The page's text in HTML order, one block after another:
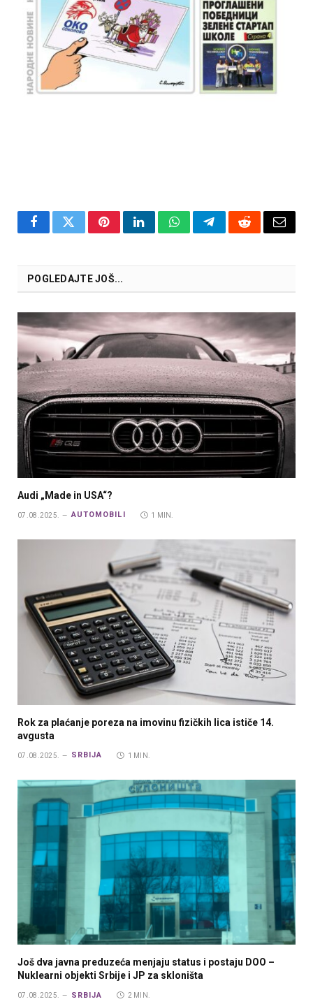
FacebookTwitterPinterestLinkedInWhatsAppTelegramRedditEmail
POGLEDAJTE JOŠ...
Audi „Made in USA“?
07.08.2025. AUTOMOBILI 1 MIN.
Rok za plaćanje poreza na imovinu fizičkih lica ističe 14.
avgusta
07.08.2025. SRBIJA 1 MIN.
Još dva javna preduzeća menjaju status i postaju DOO –
Nuklearni objekti Srbije i JP za skloništa
07.08.2025. SRBIJA 2 MIN.